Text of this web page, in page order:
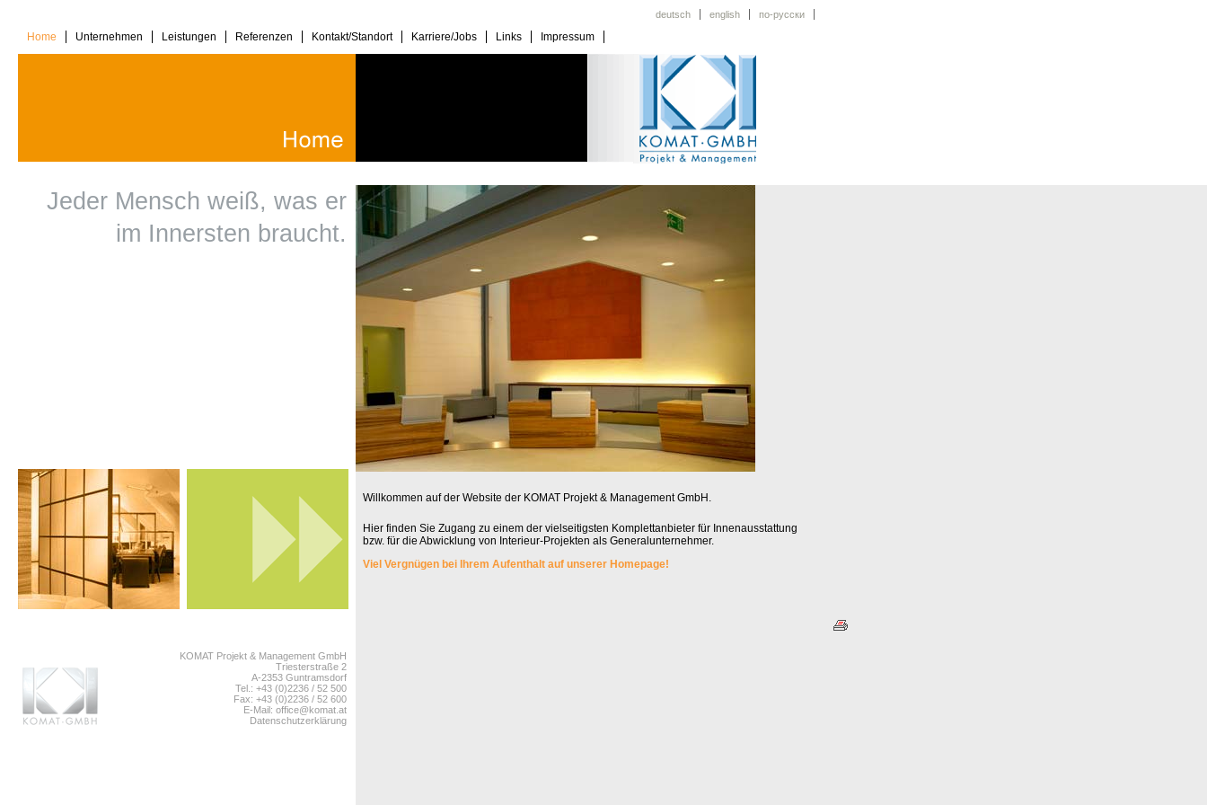
deutsch english по-русски
Home Unternehmen Leistungen Referenzen Kontakt/Standort Karriere/Jobs Links Impressum
Jeder Mensch weiß, was er
im Innersten braucht.
Willkommen auf der Website der KOMAT Projekt & Management GmbH.
Hier finden Sie Zugang zu einem der vielseitigsten Komplettanbieter für Innenausstattung
bzw. für die Abwicklung von Interieur-Projekten als Generalunternehmer.
Viel Vergnügen bei Ihrem Aufenthalt auf unserer Homepage!
KOMAT Projekt & Management GmbH
Triesterstraße 2
A-2353 Guntramsdorf
Tel.: +43 (0)2236 / 52 500
Fax: +43 (0)2236 / 52 600
E-Mail: office@komat.at
Datenschutzerklärung